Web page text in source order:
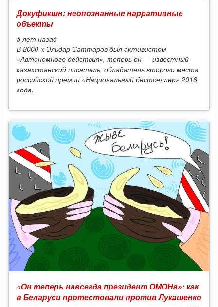
Докуфикшн: неопознанные нарративные
объекты
5 лет назад
В 2000-х Эльдар Саттаров был активистом
«Автономного действия», теперь он — известный
казахстанский писатель, обладатель второго места
российской премии «Национальный бестселлер» 2016
года.
«Он теперь навсегда президент ОМОНа»: как
в Беларуси протестовали против Лукашенко